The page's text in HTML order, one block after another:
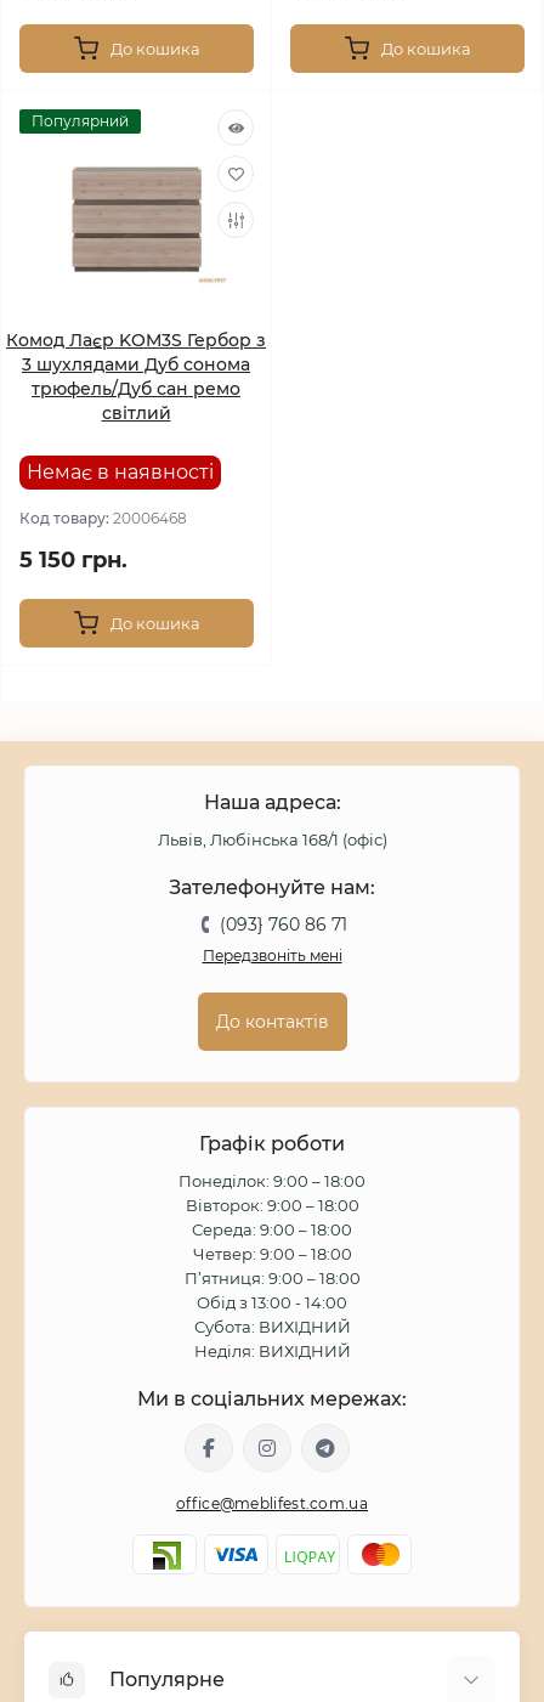
До кошика До кошика
Популярний
Комод Лаєр KOM3S Гербор з
3 шухлядами Дуб сонома
трюфель/Дуб сан ремо
світлий
Немає в наявності
Код товару: 20006468
5 150 грн.
До кошика
Наша адреса:
Львів, Любінська 168/1 (офіс)
Зателефонуйте нам:
(093} 760 86 71
Передзвоніть мені
До контактів
Графік роботи
Понеділок: 9:00 – 18:00
Вівторок: 9:00 – 18:00
Середа: 9:00 – 18:00
Четвер: 9:00 – 18:00
П’ятниця: 9:00 – 18:00
Обід з 13:00 - 14:00
Субота: ВИХІДНИЙ
Неділя: ВИХІДНИЙ
Ми в соціальних мережах:
office@meblifest.com.ua
Популярне